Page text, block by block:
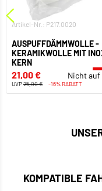
Artikel-Nr.: P217.0020
AUSPUFFDÄMMWOLLE -
KERAMIKWOLLE MIT
KERN
21,00 € Nicht auf
UVP25,00 € -16% RABATT
KOMPATIBLE